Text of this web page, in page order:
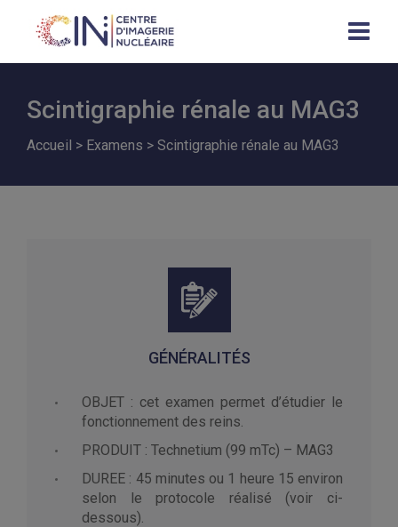
Scintigraphie rénale au MAG3
Accueil > Examens > Scintigraphie rénale au MAG3
GÉNÉRALITÉS
OBJET : cet examen permet d’étudier le
fonctionnement des reins.
PRODUIT : Technetium (99 mTc) – MAG3
DUREE : 45 minutes ou 1 heure 15 environ
selon le protocole réalisé (voir ci-
dessous).